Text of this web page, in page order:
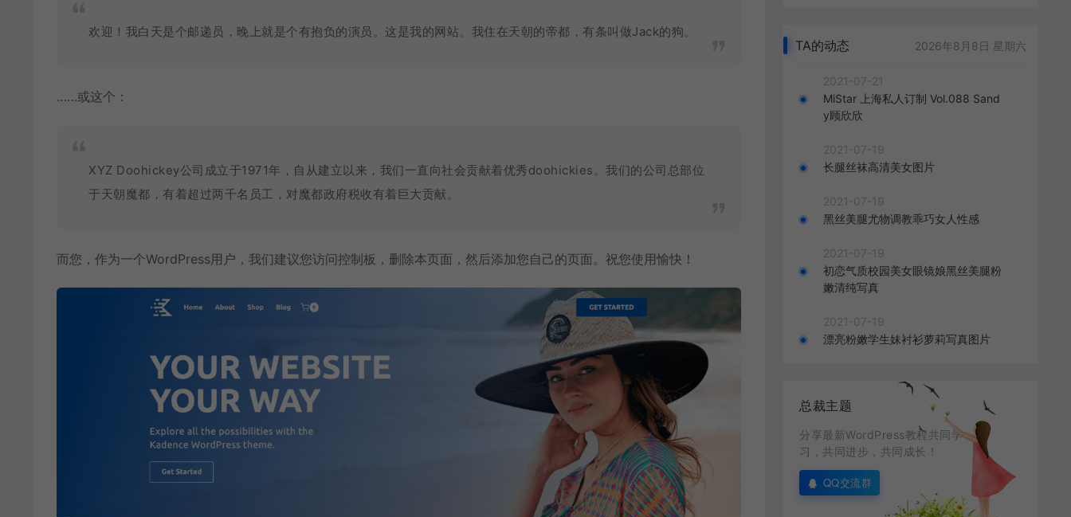
欢迎！我白天是个邮递员，晚上就是个有抱负的演员。这是我的网站。我住在天朝的帝都，有条叫做Jack的狗。
……或这个：
XYZ Doohickey公司成立于1971年，自从建立以来，我们一直向社会贡献着优秀doohickies。我们的公司总部位
于天朝魔都，有着超过两千名员工，对魔都政府税收有着巨大贡献。
而您，作为一个WordPress用户，我们建议您访问控制板 ，删除本页面，然后添加您自己的页面。祝您使用愉快！
TA的动态 2026年8月8日 星期六
2021-07-21
MiStar 上海私人订制 Vol.088 Sand
y顾欣欣
2021-07-19
长腿丝袜高清美女图片
2021-07-19
黑丝美腿尤物调教乖巧女人性感
2021-07-19
初恋气质校园美女眼镜娘黑丝美腿粉
嫩清纯写真
2021-07-19
漂亮粉嫩学生妹衬衫萝莉写真图片
总裁主题
分享最新WordPress教程共同学
习，共同进步，共同成长！
QQ交流群